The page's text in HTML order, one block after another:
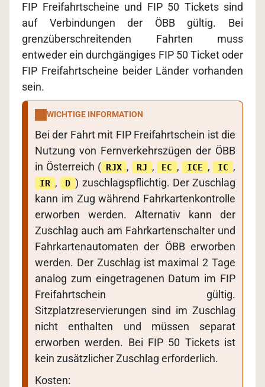
FIP Freifahrtscheine und FIP 50 Tickets sind
auf Verbindungen der ÖBB gültig. Bei
grenzüberschreitenden Fahrten muss
entweder ein durchgängiges FIP 50 Ticket oder
FIP Freifahrtscheine beider Länder vorhanden
sein.
WICHTIGE INFORMATION
Bei der Fahrt mit FIP Freifahrtschein ist die
Nutzung von Fernverkehrszügen der ÖBB
in Österreich ( RJX , RJ , EC , ICE , IC ,
IR , D ) zuschlagspflichtig. Der Zuschlag
kann im Zug während Fahrkartenkontrolle
erworben werden. Alternativ kann der
Zuschlag auch am Fahrkartenschalter und
Fahrkartenautomaten der ÖBB erworben
werden. Der Zuschlag ist maximal 2 Tage
analog zum eingetragenen Datum im FIP
Freifahrtschein gültig.
Sitzplatzreservierungen sind im Zuschlag
nicht enthalten und müssen separat
erworben werden. Bei FIP 50 Tickets ist
kein zusätzlicher Zuschlag erforderlich.
Kosten: